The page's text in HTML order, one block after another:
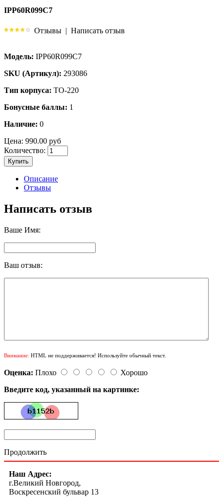
IPP60R099C7
Отзывы | Написать отзыв
Модель: IPP60R099C7
SKU (Артикул): 293086
Тип корпуса: TO-220
Бонусные баллы: 1
Наличие: 0
Цена: 990.00 руб
Количество:
Купить
Описание
Отзывы
Написать отзыв
Ваше Имя:
Ваш отзыв:
Внимание: HTML не поддерживается! Используйте обычный текст.
Оценка: Плохо
Хорошо
Введите код, указанный на картинке:
Продолжить
Наш Адрес:
г.Великий Новгород,
Воскресенский бульвар 13